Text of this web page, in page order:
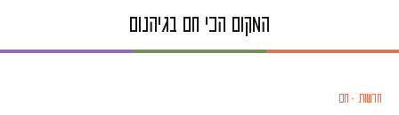
חדשות · חם